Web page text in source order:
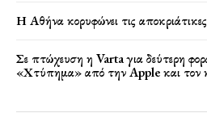
Η Αθήνα κορυφώνει τις
Σε πτώχευση η Varta για δεύτερη
«Χτύπημα» από την Apple και τον